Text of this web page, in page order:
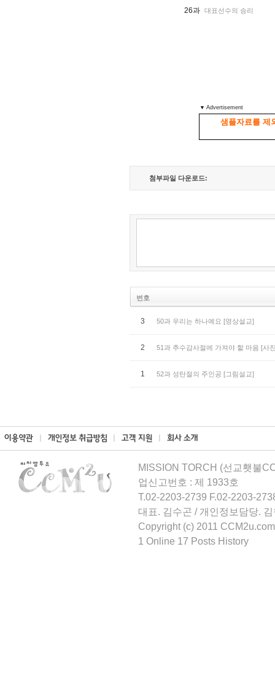
26과 대표선수의 승리
▼ Advertisement
샘플자료를 제
첨부파일 다운로드:
번호
3 50과 우리는 하나예요 [영상설교]
2 51과 추수감사절에 가져야 할 마음 [사
1 52과 성탄절의 주인공 [그림설교]
MISSION TORCH (선교횃불
업신고번호 : 제 1933호
T.02-2203-2739 F.02-2203-
대표. 김수곤 / 개인정보담당.
Copyright (c) 2011
1 Online 17 Posts History